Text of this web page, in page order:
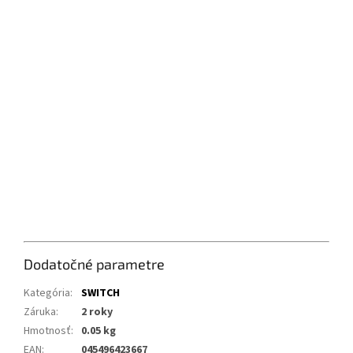
Dodatočné parametre
Kategória: SWITCH
Záruka:
2 roky
Hmotnosť: 0.05 kg